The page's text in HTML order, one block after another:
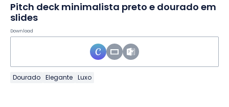
Pitch deck minimalista preto e dourado em
slides
Download
Dourado Elegante Luxo